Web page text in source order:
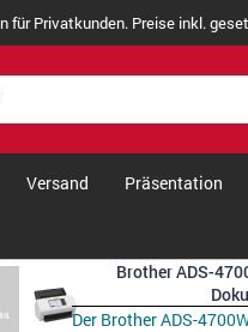
für Privatkunden. Preise inkl.
Versand Präsentation
Brother ADS-
Der Brother ADS-